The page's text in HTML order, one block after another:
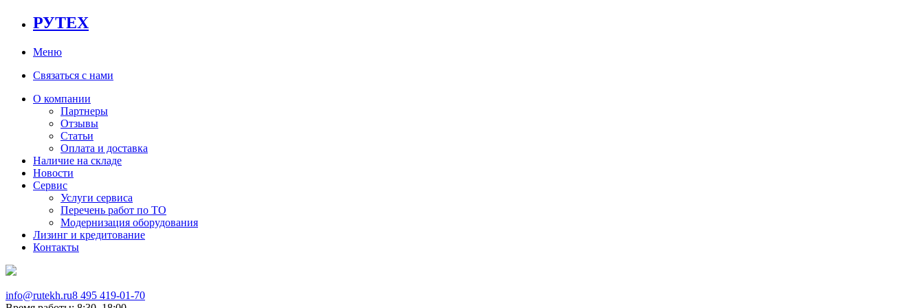
РУТЕХ
Меню
Связаться с нами
О компании
Партнеры
Отзывы
Статьи
Оплата и доставка
Наличие на складе
Новости
Сервис
Услуги сервиса
Перечень работ по ТО
Модернизация оборудования
Лизинг и кредитование
Контакты
info@rutekh.ru8 495 419-01-70